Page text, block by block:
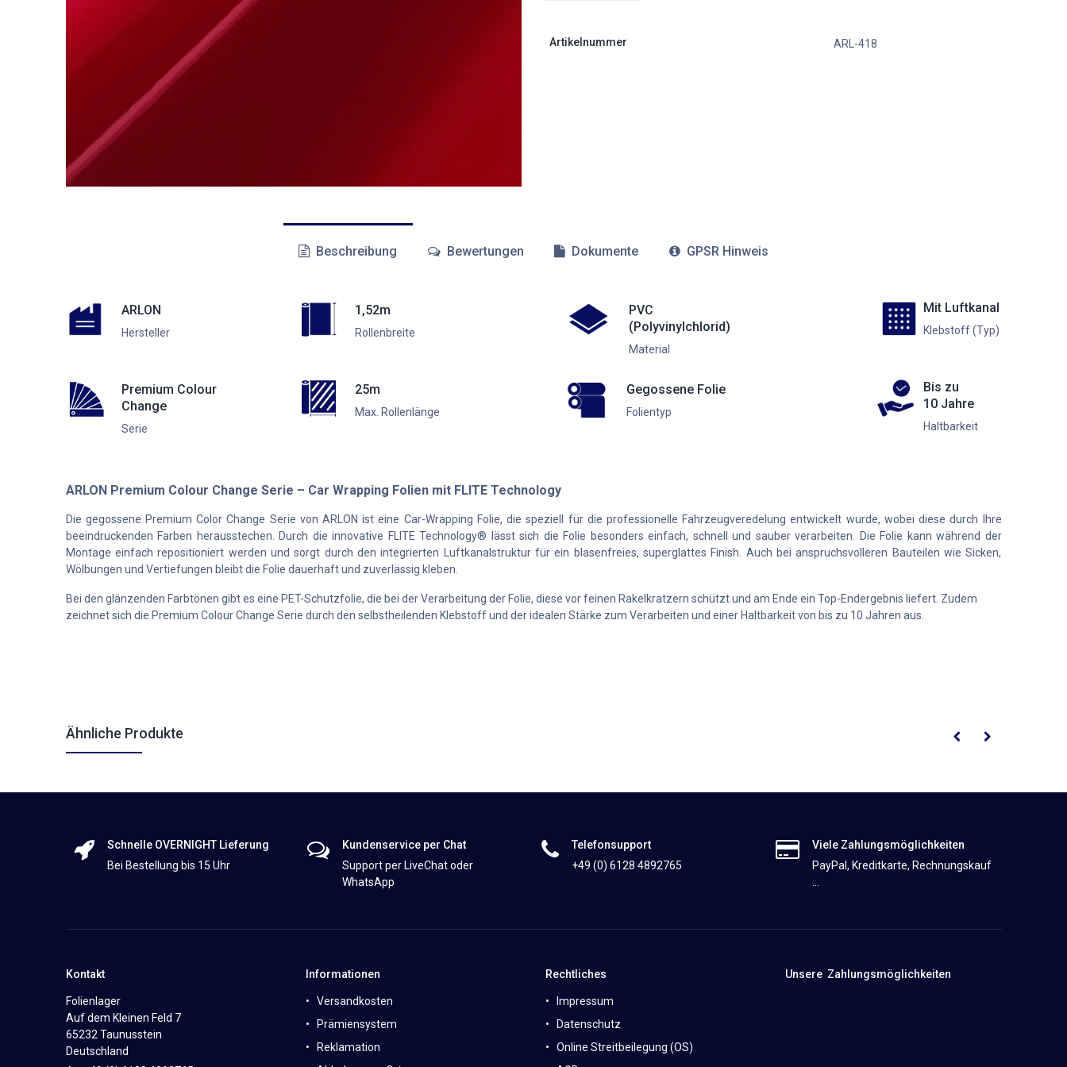
Artikelnummer ARL-418
Beschreibung Bewertungen Dokumente GPSR Hinweis
ARLON
Hersteller
Premium Colour
Change
Serie
1,52m
Rollenbreite
25m
Max. Rollenlänge
PVC
(Polyvinylchlorid)
Material
Gegossene Folie
Folientyp
Mit Luftkanal
Klebstoff (Typ)
Bis zu
10 Jahre
Haltbarkeit
ARLON Premium Colour Change Serie – Car Wrapping Folien mit FLITE Technology
Die gegossene Premium Color Change Serie von ARLON ist eine Car-Wrapping Folie, die speziell für die professionelle Fahrzeugveredelung entwickelt wurde, wobei diese durch Ihre
beeindruckenden Farben herausstechen. Durch die innovative FLITE Technology® lässt sich die Folie besonders einfach, schnell und sauber verarbeiten. Die Folie kann während der
Montage einfach repositioniert werden und sorgt durch den integrierten Luftkanalstruktur für ein blasenfreies, superglattes Finish. Auch bei anspruchsvolleren Bauteilen wie Sicken,
Wölbungen und Vertiefungen bleibt die Folie dauerhaft und zuverlässig kleben.
Bei den glänzenden Farbtönen gibt es eine PET-Schutzfolie, die bei der Verarbeitung der Folie, diese vor feinen Rakelkratzern schützt und am Ende ein Top-Endergebnis liefert. Zudem
zeichnet sich die Premium Colour Change Serie durch den selbstheilenden Klebstoff und der idealen Stärke zum Verarbeiten und einer Haltbarkeit von bis zu 10 Jahren aus.
Ähnliche Produkte
Schnelle OVERNIGHT Lieferung
Bei Bestellung bis 15 Uhr
Kundenservice per Chat
Support per LiveChat oder
WhatsApp
Telefonsupport
+49 (0) 6128 4892765
Viele Zahlungsmöglichkeiten
PayPal, Kreditkarte, Rechnungskauf
...
Kontakt
Folienlager
Auf dem Kleinen Feld 7
65232 Taunusstein
Deutschland
Informationen
Versandkosten
Prämiensystem
Reklamation
Rechtliches
Impressum
Datenschutz
Online Streitbeilegung (OS)
Unsere Zahlungsmöglichkeiten